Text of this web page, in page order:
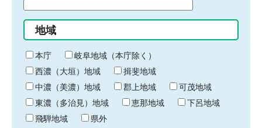
始
り
間
終
わ
り
地域
本庁
岐阜地域（本庁除く）
西濃（大垣）地域
揖斐地域
中濃（美濃）地域
郡上地域
可茂地域
東濃（多治見）地域
恵那地域
下呂地域
飛騨地域
県外